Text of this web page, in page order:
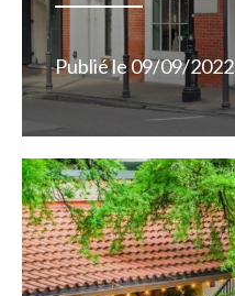
Publié le09/09/2022